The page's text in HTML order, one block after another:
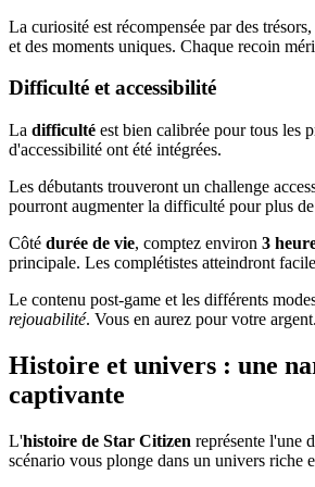
La curiosité est récompensée par des
et des moments uniques. Chaque recoin
Difficulté et accessibilité
La difficulté est bien calibrée pour tous les
d'accessibilité ont été intégrées.
Les débutants trouveront un challenge
pourront augmenter la difficulté pour plus
Côté durée de vie, comptez environ 3
principale. Les complétistes atteindront
Le contenu post-game et les différents
rejouabilité. Vous en aurez pour votre argent.
Histoire et univers : une
captivante
L'histoire de Star Citizen représente l'une
scénario vous plonge dans un univers riche